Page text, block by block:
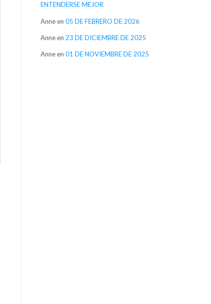
ENTENDERSE MEJOR
Anneen 05 DE FEBRERO DE 2026
Anneen 23 DE DICIEMBRE DE 2025
Anneen 01 DE NOVIEMBRE DE 2025